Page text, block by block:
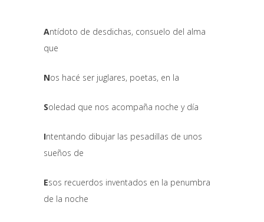
Antídoto de desdichas, consuelo del alma
que
Nos hacé ser juglares, poetas, en la
Soledad que nos acompaña noche y día
Intentando dibujar las pesadillas de unos
sueños de
Esos recuerdos inventados en la penumbra
de la noche